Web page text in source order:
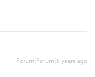
Forum|Forum|6 years ago